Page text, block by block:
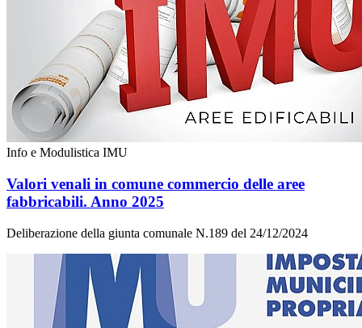
Info e Modulistica IMU
Valori venali in comune commercio delle aree
fabbricabili. Anno 2025
Deliberazione della giunta comunale N.189 del 24/12/2024